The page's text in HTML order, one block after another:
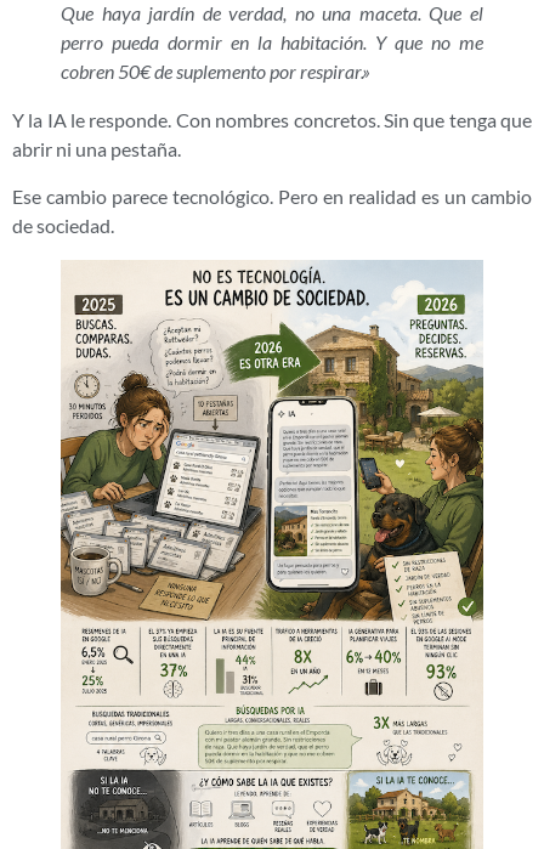
Que haya jardín de verdad, no una maceta. Que el
perro pueda dormir en la habitación. Y que no me
cobren 50€ de suplemento por respirar.»
Y la IA le responde. Con nombres concretos. Sin que tenga que
abrir ni una pestaña.
Ese cambio parece tecnológico. Pero en realidad es un cambio
de sociedad.